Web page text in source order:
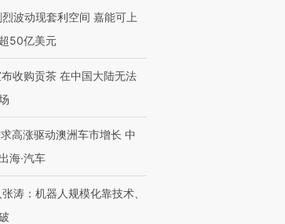
【特别呈现】寻找100种
有意思的生活方式·第三对
CFO：不靠规模取胜，华
波动现套利空间 嘉能可上
50亿美元
收购贡茶 在中国大陆无法
高涨驱动澳洲车市增长 中
海·汽车
涛：机器人规模化靠技术、